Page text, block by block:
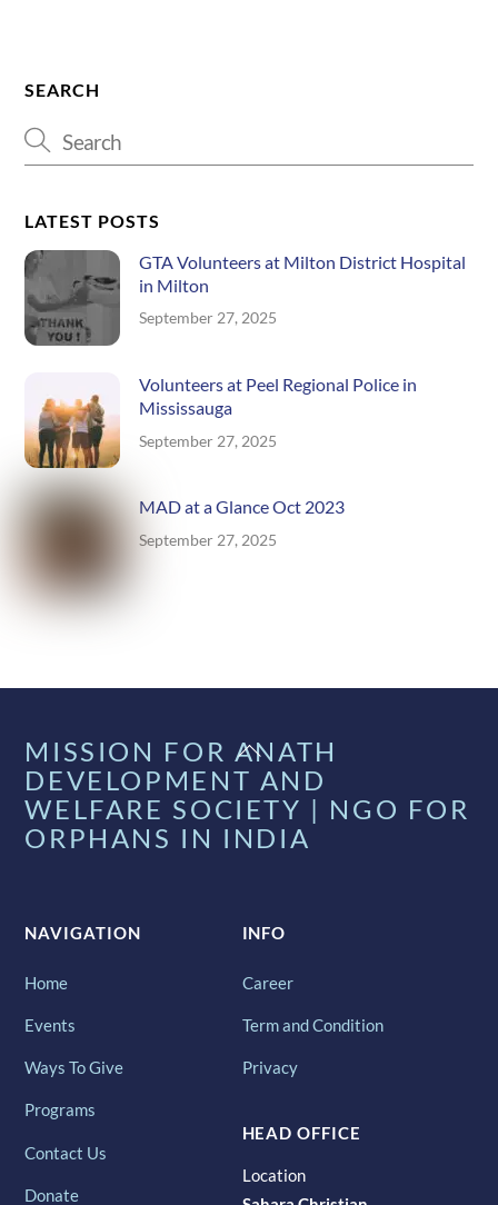
SEARCH
LATEST POSTS
GTA Volunteers at Milton District Hospital
in Milton
September 27, 2025
Volunteers at Peel Regional Police in
Mississauga
September 27, 2025
MAD at a Glance Oct 2023
September 27, 2025
Back
To
Top
MISSION FOR ANATH
DEVELOPMENT AND
WELFARE SOCIETY | NGO FOR
ORPHANS IN INDIA
NAVIGATION
Home
Events
Ways To Give
Programs
Contact Us
Donate
INFO
Career
Term and Condition
Privacy
HEAD OFFICE
Location